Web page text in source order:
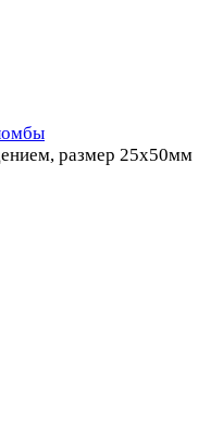
размер 25х50мм